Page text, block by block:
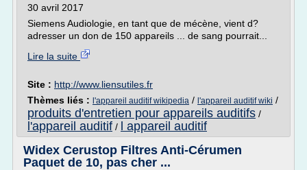
30 avril 2017
Siemens Audiologie, en tant que de mécène, vient d?
adresser un don de 150 appareils ... de sang pourrait...
Lire la suite
Site : http://www.liensutiles.fr
Thèmes liés : l'appareil auditif wikipedia / l'appareil auditif wiki /
produits d'entretien pour appareils auditifs /
l'appareil auditif /
l appareil auditif
Widex Cerustop Filtres Anti-Cérumen
Paquet de 10, pas cher ...